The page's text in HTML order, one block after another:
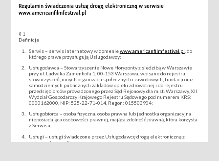
Regulamin świadczenia usług drogą elektroniczną w serwisie
www.americanfilmfestival.pl
§ 1
Definicje
Serwis – serwis internetowy w domeniewww.americanfilmfestival.pl , do
którego prawa przysługują Usługodawcy;
Usługodawca – Stowarzyszenie Nowe Horyzonty z siedzibą w Warszawie
przy ul. Ludwika Zamenhofa 1, 00-153 Warszawa, wpisane do rejestru
stowarzyszeń, innych organizacji społecznych i zawodowych, fundacji oraz
samodzielnych publicznych zakładów opieki zdrowotnej i do rejestru
przedsiębiorców prowadzonego przez Sąd Rejonowy dla m.st. Warszawy, XII
Wydział Gospodarczy Krajowego Rejestru Sądowego pod numerem KRS:
0000162000, NIP: 525-22-71-014, Regon: 015503904;
Usługobiorca – osoba fizyczna, osoba prawna lub jednostka organizacyjna
nieposiadająca osobowości prawnej, mająca zdolność prawną, która korzysta
z Serwisu;
Usługi – usługi świadczone przez Usługodawcę drogą elektroniczną z
wykorzystaniem Serwisu;